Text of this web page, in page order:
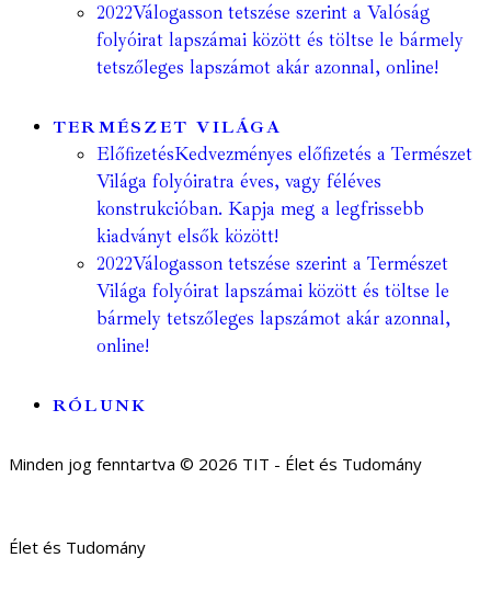
2022Válogasson tetszése szerint a Valóság
folyóirat lapszámai között és töltse le bármely
tetszőleges lapszámot akár azonnal, online!
TERMÉSZET VILÁGA
ElőfizetésKedvezményes előfizetés a Természet
Világa folyóiratra éves, vagy féléves
konstrukcióban. Kapja meg a legfrissebb
kiadványt elsők között!
2022Válogasson tetszése szerint a Természet
Világa folyóirat lapszámai között és töltse le
bármely tetszőleges lapszámot akár azonnal,
online!
RÓLUNK
Minden jog fenntartva © 2026 TIT - Élet és Tudomány
Élet és Tudomány